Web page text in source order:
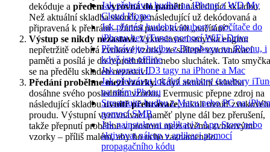
Jak přehrávat hudbu na iPhone z WD My
Cloud Home
Jak přenést hudební soubory z počítače do
iPhonu bez iTunes pomocí WiFi-Drive
Přehrávejte hudbu z Dropboxu na iPhonu, i
když jste offline
Jak upravit ID3 tagy na iPhone a Mac
Jak přehrávat lokální soubory (soubory
na mém iPhonu
Streamujte hudbu z Macu nebo PC na
pomocí SMB
Jak nainstalovat aplikaci z App Store nebo
aktivovat nákup v aplikaci pomocí
propagačního kódu
dekóduje a předem vyrovná do pamětinásledující skladbu.
Než aktuální skladba skončí, je následující už dekódovaná a
připravená k přehrání – žádná pauza kvůli „načítání“.
Výstup se nikdy nezastaví.Vykreslovací smyčka enginu
nepřetržitě odebírá zvukové vzorky ze sdílené vyrovnávací
paměti a posílá je do reproduktorů nebo sluchátek. Tato smyčka
se na předělu skladeb nezastaví.
Předání proběhne mezi vzorky.Když aktuální skladba
dosáhne svého posledního vzorku, Evermusic přepne zdroj na
následující skladbuuvnitř přehrávače, nikoli uvnitř
proudu. Výstupní vyrovnávací paměť plyne dál bez přerušení,
takže přepnutí proběhne v prostoru mezi dvěma zvukovými
vzorky – příliš malém, aby ho ucho zaznamenalo.